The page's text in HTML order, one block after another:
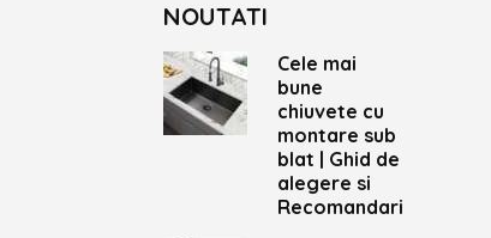
NOUTATI
Cele mai
bune
chiuvete cu
montare sub
blat | Ghid de
alegere si
Recomandari